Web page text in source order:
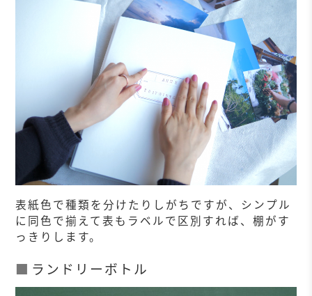
表紙色で種類を分けたりしがちですが、シンプル
に同色で揃えて表もラベルで区別すれば、棚がす
っきりします。
ランドリーボトル